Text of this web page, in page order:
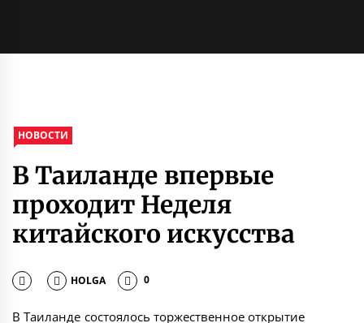
НОВОСТИ
В Таиланде впервые
проходит Неделя
китайского искусства
HOLGA 0
В Таиланде состоялось торжественное открытие